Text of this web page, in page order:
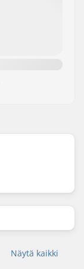
Näytä kaikki